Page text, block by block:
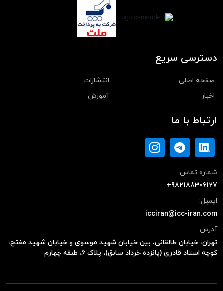
دسترسی سریع
صفحه اصلی
انتشارات
اخبار
آموزش
ارتباط با ما
شماره تماس:
+982188306127
ایمیل:
icciran@icc-iran.com
آدرس:
تهران، خیابان طالقانی، بین خیابان شهید موسوی و خیابان شهید مفتح،
کوچه استاد قادری (پانزده خرداد سابق)، پلاک ۶، طبقه چهارم